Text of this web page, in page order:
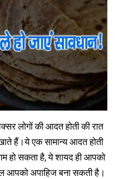
लोगों की आदत होती की रात
हैं।ये एक सामान्य आदत होती
हो सकता है, ये शायद ही आपको
आपको अपाहिज बना सकती है।